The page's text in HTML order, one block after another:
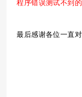
程序错误测试不到
最后感谢各位一直